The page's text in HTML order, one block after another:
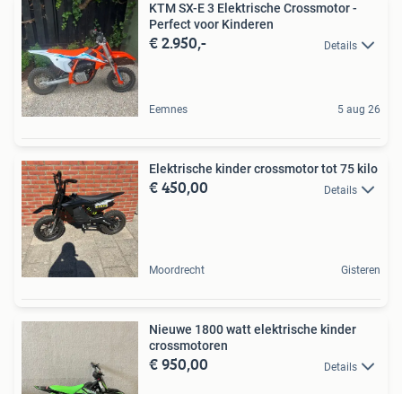
KTM SX-E 3 Elektrische Crossmotor -
Perfect voor Kinderen
€ 2.950,- Details
Eemnes 5 aug 26
Elektrische kinder crossmotor tot 75 kilo
€ 450,00 Details
Moordrecht Gisteren
Nieuwe 1800 watt elektrische kinder
crossmotoren
€ 950,00 Details